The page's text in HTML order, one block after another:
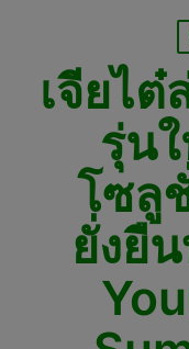
เจียไ
รุ่น
โซลู
ยั่งยื